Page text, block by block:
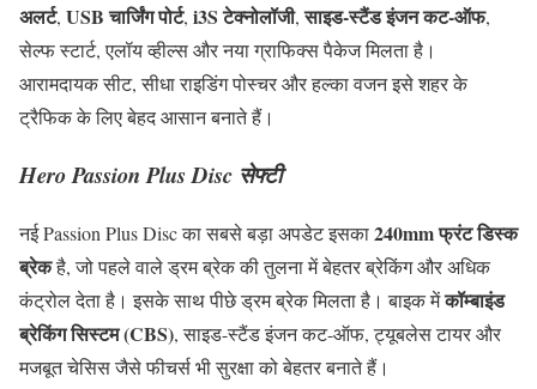
अलर्ट, USB चार्जिंग पोर्ट, i3S टेक्नोलॉजी,साइड-स्टैंड इंजन कट-ऑफ,
सेल्फ स्टार्ट, एलॉय व्हील्स और नया ग्राफिक्स पैकेज मिलता है।
आरामदायक सीट, सीधा राइडिंग पोस्चर और हल्का वजन इसे शहर के
ट्रैफिक के लिए बेहद आसान बनाते हैं।
Hero Passion Plus Disc सेफ्टी
नई Passion Plus Disc का सबसे बड़ा अपडेट इसका240mm फ्रंट डिस्क
ब्रेकहै, जो पहले वाले ड्रम ब्रेक की तुलना में बेहतर ब्रेकिंग और अधिक
कंट्रोल देता है। इसके साथ पीछे ड्रम ब्रेक मिलता है। बाइक मेंकॉम्बाइंड
ब्रेकिंग सिस्टम (CBS), साइड-स्टैंड इंजन कट-ऑफ, ट्यूबलेस टायर और
मजबूत चेसिस जैसे फीचर्स भी सुरक्षा को बेहतर बनाते हैं।